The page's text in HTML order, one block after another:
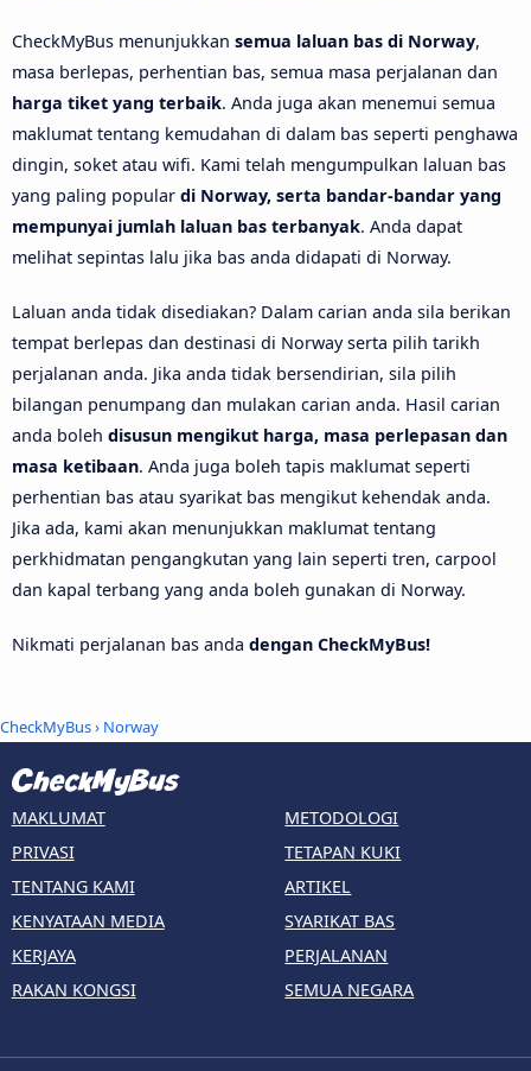
CheckMyBus menunjukkan semua laluan bas di Norway,
masa berlepas, perhentian bas, semua masa perjalanan dan
harga tiket yang terbaik. Anda juga akan menemui semua
maklumat tentang kemudahan di dalam bas seperti penghawa
dingin, soket atau wifi. Kami telah mengumpulkan laluan bas
yang paling popular di Norway, serta bandar-bandar yang
mempunyai jumlah laluan bas terbanyak. Anda dapat
melihat sepintas lalu jika bas anda didapati di Norway.
Laluan anda tidak disediakan? Dalam carian anda sila berikan
tempat berlepas dan destinasi di Norway serta pilih tarikh
perjalanan anda. Jika anda tidak bersendirian, sila pilih
bilangan penumpang dan mulakan carian anda. Hasil carian
anda boleh disusun mengikut harga, masa perlepasan dan
masa ketibaan. Anda juga boleh tapis maklumat seperti
perhentian bas atau syarikat bas mengikut kehendak anda.
Jika ada, kami akan menunjukkan maklumat tentang
perkhidmatan pengangkutan yang lain seperti tren, carpool
dan kapal terbang yang anda boleh gunakan di Norway.
Nikmati perjalanan bas anda dengan CheckMyBus!
CheckMyBus› Norway
MAKLUMAT
PRIVASI
TENTANG KAMI
KENYATAAN MEDIA
KERJAYA
RAKAN KONGSI
METODOLOGI
TETAPAN KUKI
ARTIKEL
SYARIKAT BAS
PERJALANAN
SEMUA NEGARA